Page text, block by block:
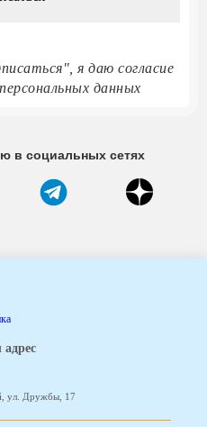
я даю согласие
данных
в социальных сетях
ул. Дружбы, 17